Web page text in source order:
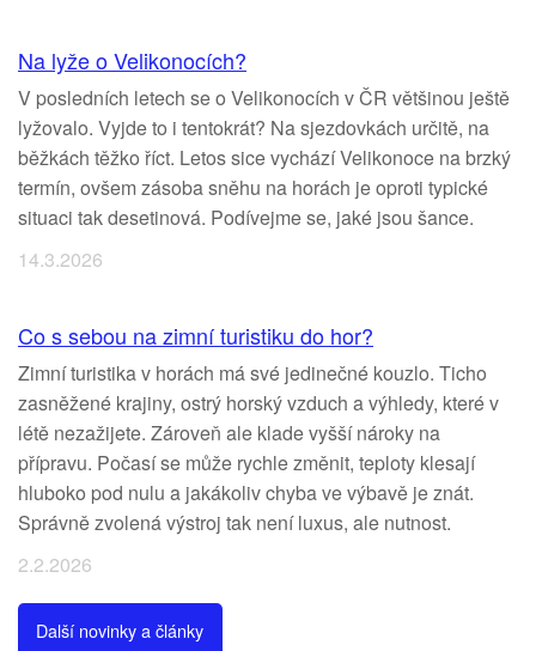
Na lyže o Velikonocích?
V posledních letech se o Velikonocích v ČR většinou ještě
lyžovalo. Vyjde to i tentokrát? Na sjezdovkách určitě, na
běžkách těžko říct. Letos sice vychází Velikonoce na brzký
termín, ovšem zásoba sněhu na horách je oproti typické
situaci tak desetinová. Podívejme se, jaké jsou šance.
14.3.2026
Co s sebou na zimní turistiku do hor?
Zimní turistika v horách má své jedinečné kouzlo. Ticho
zasněžené krajiny, ostrý horský vzduch a výhledy, které v
létě nezažijete. Zároveň ale klade vyšší nároky na
přípravu. Počasí se může rychle změnit, teploty klesají
hluboko pod nulu a jakákoliv chyba ve výbavě je znát.
Správně zvolená výstroj tak není luxus, ale nutnost.
2.2.2026
Další novinky a články